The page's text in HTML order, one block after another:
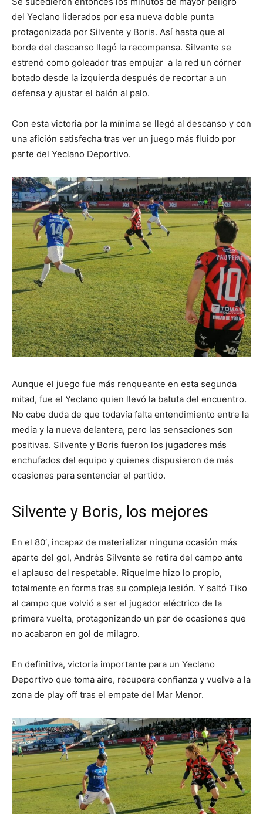
del Yeclano liderados por esa nueva doble punta
protagonizada por Silvente y Boris. Así hasta que al
borde del descanso llegó la recompensa. Silvente se
estrenó como goleador tras empujar a la red un córner
botado desde la izquierda después de recortar a un
defensa y ajustar el balón al palo.
Con esta victoria por la mínima se llegó al descanso y con
una afición satisfecha tras ver un juego más fluido por
parte del Yeclano Deportivo.
Aunque el juego fue más renqueante en esta segunda
mitad, fue el Yeclano quien llevó la batuta del encuentro.
No cabe duda de que todavía falta entendimiento entre la
media y la nueva delantera, pero las sensaciones son
positivas. Silvente y Boris fueron los jugadores más
enchufados del equipo y quienes dispusieron de más
ocasiones para sentenciar el partido.
Silvente y Boris, los mejores
En el 80′, incapaz de materializar ninguna ocasión más
aparte del gol, Andrés Silvente se retira del campo ante
el aplauso del respetable. Riquelme hizo lo propio,
totalmente en forma tras su compleja lesión. Y saltó Tiko
al campo que volvió a ser el jugador eléctrico de la
primera vuelta, protagonizando un par de ocasiones que
no acabaron en gol de milagro.
En definitiva, victoria importante para un Yeclano
Deportivo que toma aire, recupera confianza y vuelve a la
zona de play off tras el empate del Mar Menor.